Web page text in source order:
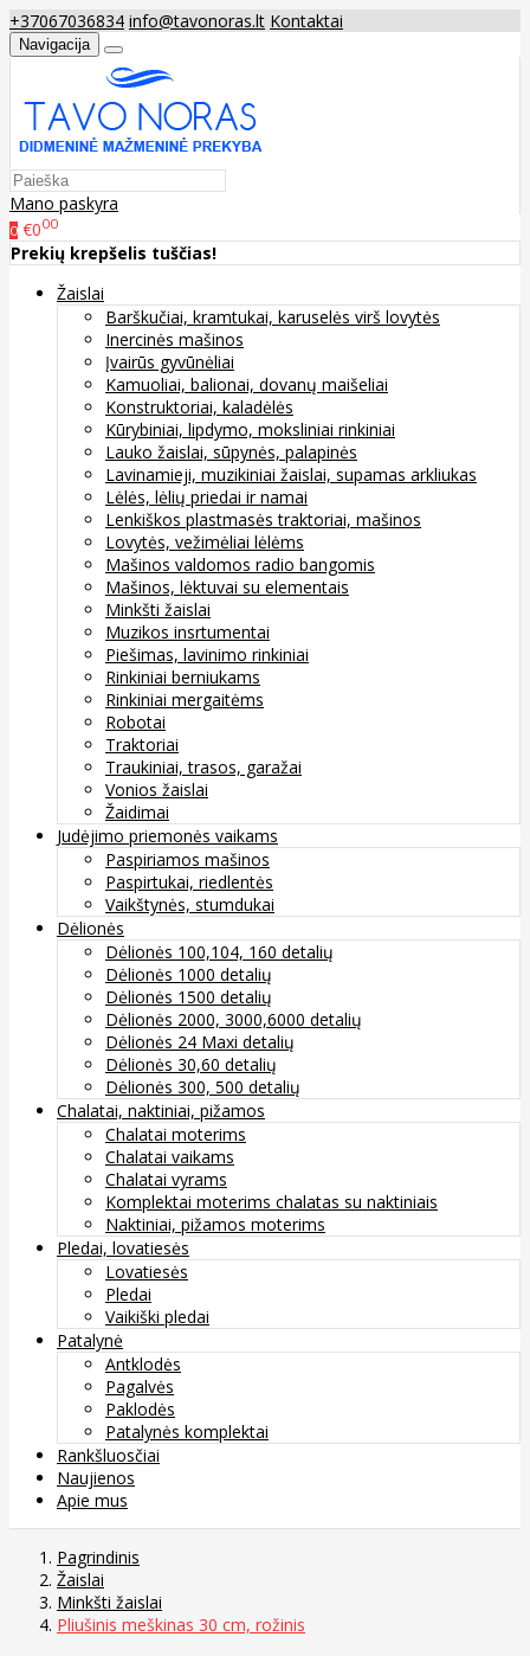
+37067036834 info@tavonoras.lt Kontaktai
Navigacija
Mano paskyra
0 €000
Prekių krepšelis tuščias!
Žaislai
Barškučiai, kramtukai, karuselės virš lovytės
Inercinės mašinos
Įvairūs gyvūnėliai
Kamuoliai, balionai, dovanų maišeliai
Konstruktoriai, kaladėlės
Kūrybiniai, lipdymo, moksliniai rinkiniai
Lauko žaislai, sūpynės, palapinės
Lavinamieji, muzikiniai žaislai, supamas arkliukas
Lėlės, lėlių priedai ir namai
Lenkiškos plastmasės traktoriai, mašinos
Lovytės, vežimėliai lėlėms
Mašinos valdomos radio bangomis
Mašinos, lėktuvai su elementais
Minkšti žaislai
Muzikos insrtumentai
Piešimas, lavinimo rinkiniai
Rinkiniai berniukams
Rinkiniai mergaitėms
Robotai
Traktoriai
Traukiniai, trasos, garažai
Vonios žaislai
Žaidimai
Judėjimo priemonės vaikams
Paspiriamos mašinos
Paspirtukai, riedlentės
Vaikštynės, stumdukai
Dėlionės
Dėlionės 100,104, 160 detalių
Dėlionės 1000 detalių
Dėlionės 1500 detalių
Dėlionės 2000, 3000,6000 detalių
Dėlionės 24 Maxi detalių
Dėlionės 30,60 detalių
Dėlionės 300, 500 detalių
Chalatai, naktiniai, pižamos
Chalatai moterims
Chalatai vaikams
Chalatai vyrams
Komplektai moterims chalatas su naktiniais
Naktiniai, pižamos moterims
Pledai, lovatiesės
Lovatiesės
Pledai
Vaikiški pledai
Patalynė
Antklodės
Pagalvės
Paklodės
Patalynės komplektai
Rankšluosčiai
Naujienos
Apie mus
Pagrindinis
Žaislai
Minkšti žaislai
Pliušinis meškinas 30 cm, rožinis